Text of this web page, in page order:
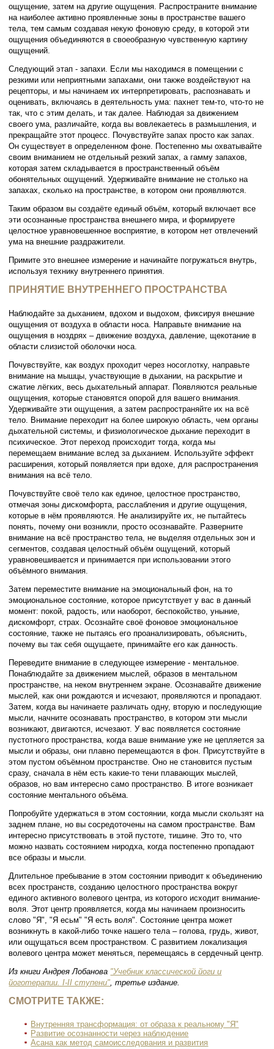
ощущение, затем на другие ощущения. Распространите внимание
на наиболее активно проявленные зоны в пространстве вашего
тела, тем самым создавая некую фоновую среду, в которой эти
ощущения объединяются в своеобразную чувственную картину
ощущений.
Следующий этап - запахи. Если мы находимся в помещении с
резкими или неприятными запахами, они также воздействуют на
рецепторы, и мы начинаем их интерпретировать, распознавать и
оценивать, включаясь в деятельность ума: пахнет тем-то, что-то не
так, что с этим делать, и так далее. Наблюдая за движением
своего ума, различайте, когда вы вовлекаетесь в размышления, и
прекращайте этот процесс. Почувствуйте запах просто как запах.
Он существует в определенном фоне. Постепенно мы охватывайте
своим вниманием не отдельный резкий запах, а гамму запахов,
которая затем складывается в пространственный объём
обонятельных ощущений. Удерживайте внимание не столько на
запахах, сколько на пространстве, в котором они проявляются.
Таким образом вы создаёте единый объём, который включает все
эти осознанные пространства внешнего мира, и формируете
целостное уравновешенное восприятие, в котором нет отвлечений
ума на внешние раздражители.
Примите это внешнее измерение и начинайте погружаться внутрь,
используя технику внутреннего принятия.
ПРИНЯТИЕ ВНУТРЕННЕГО ПРОСТРАНСТВА
Наблюдайте за дыханием, вдохом и выдохом, фиксируя внешние
ощущения от воздуха в области носа. Направьте внимание на
ощущения в ноздрях – движение воздуха, давление, щекотание в
области слизистой оболочки носа.
Почувствуйте, как воздух проходит через носоглотку, направьте
внимание на мышцы, участвующие в дыхании, на раскрытие и
сжатие лёгких, весь дыхательный аппарат. Появляются реальные
ощущения, которые становятся опорой для вашего внимания.
Удерживайте эти ощущения, а затем распространяйте их на всё
тело. Внимание переходит на более широкую область, чем органы
дыхательной системы, и физиологическое дыхание переходит в
психическое. Этот переход происходит тогда, когда мы
перемещаем внимание вслед за дыханием. Используйте эффект
расширения, который появляется при вдохе, для распространения
внимания на всё тело.
Почувствуйте своё тело как единое, целостное пространство,
отмечая зоны дискомфорта, расслабления и другие ощущения,
которые в нём проявляются. Не анализируйте их, не пытайтесь
понять, почему они возникли, просто осознавайте. Разверните
внимание на всё пространство тела, не выделяя отдельных зон и
сегментов, создавая целостный объём ощущений, который
уравновешивается и принимается при использовании этого
объёмного внимания.
Затем переместите внимание на эмоциональный фон, на то
эмоциональное состояние, которое присутствует у вас в данный
момент: покой, радость, или наоборот, беспокойство, уныние,
дискомфорт, страх. Осознайте своё фоновое эмоциональное
состояние, также не пытаясь его проанализировать, объяснить,
почему вы так себя ощущаете, принимайте его как данность.
Переведите внимание в следующее измерение - ментальное.
Понаблюдайте за движением мыслей, образов в ментальном
пространстве, на неком внутреннем экране. Осознавайте движение
мыслей, как они рождаются и исчезают, проявляются и пропадают.
Затем, когда вы начинаете различать одну, вторую и последующие
мысли, начните осознавать пространство, в котором эти мысли
возникают, двигаются, исчезают. У вас появляется состояние
пустотного пространства, когда ваше внимание уже не цепляется за
мысли и образы, они плавно перемещаются в фон. Присутствуйте в
этом пустом объёмном пространстве. Оно не становится пустым
сразу, сначала в нём есть какие-то тени плавающих мыслей,
образов, но вам интересно само пространство. В итоге возникает
состояние ментального объёма.
Попробуйте удержаться в этом состоянии, когда мысли скользят на
заднем плане, но вы сосредоточены на самом пространстве. Вам
интересно присутствовать в этой пустоте, тишине. Это то, что
можно назвать состоянием ниродха, когда постепенно пропадают
все образы и мысли.
Длительное пребывание в этом состоянии приводит к объединению
всех пространств, созданию целостного пространства вокруг
единого активного волевого центра, из которого исходит внимание-
воля. Этот центр проявляется, когда мы начинаем произносить
слово "Я", "Я есьм" "Я есть воля". Состояние центра может
возникнуть в какой-либо точке нашего тела – голова, грудь, живот,
или ощущаться всем пространством. С развитием локализация
волевого центра может меняться, перемещаясь в сердечный центр.
Из книги Андрея Лобанова "Учебник классической йоги и
йоготерапии. I-II ступени",третье издание.
СМОТРИТЕ ТАКЖЕ:
Внутренняя трансформация: от образа к реальному "Я"
Развитие осознанности через наблюдение
Асана как метод самоисследования и развития